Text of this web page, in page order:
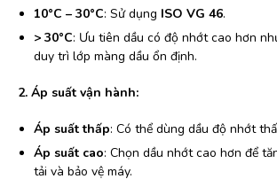
10°C – 30°C: Sử dụng ISO VG 46.
> 30°C: Ưu tiên dầu có độ nhớt cao hơn
duy trì lớp màng dầu ổn định.
2. Áp suất vận hành:
Áp suất thấp: Có thể dùng dầu độ nhớt
Áp suất cao: Chọn dầu nhớt cao hơn để
tải và bảo vệ máy.